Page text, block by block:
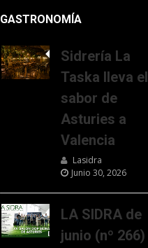
GASTRONOMÍA
Sidrería La
Taska lleva el
sabor de
Asturies a
Valencia
Lasidra
Junio 30, 2026
LA SIDRA de
junio (nº 266)